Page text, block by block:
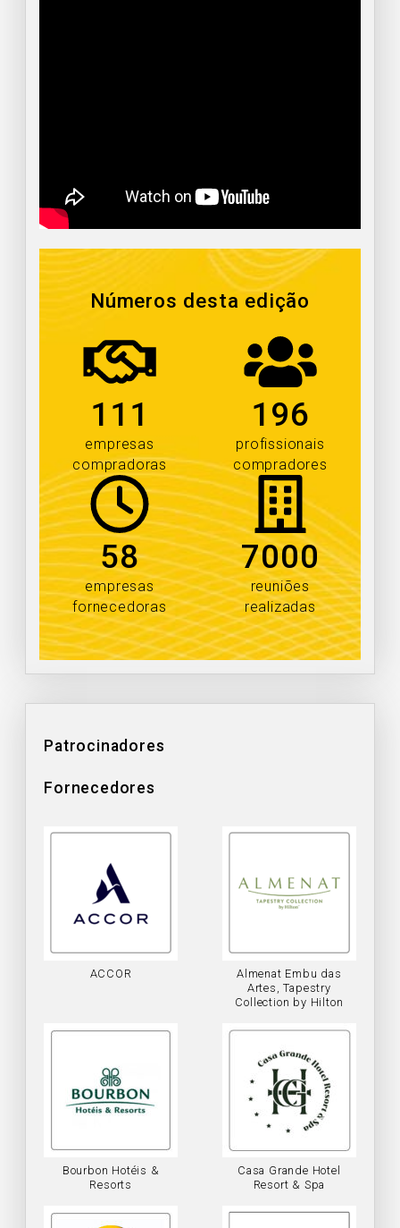
Números desta edição
111
empresas
compradoras
196
profissionais
compradores
58
empresas
fornecedoras
7000
reuniões
realizadas
Patrocinadores
Fornecedores
ACCOR
Almenat Embu das
Artes, Tapestry
Collection by Hilton
Bourbon Hotéis &
Resorts
Casa Grande Hotel
Resort & Spa